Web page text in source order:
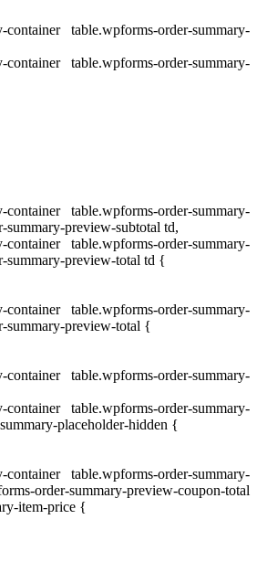
container table.wpforms-order-summary-
container table.wpforms-order-summary-
container table.wpforms-order-summary-
preview-subtotal td,
container table.wpforms-order-summary-
summary-preview-total td {
container table.wpforms-order-summary-
summary-preview-total {
container table.wpforms-order-summary-
container table.wpforms-order-summary-
placeholder-hidden {
container table.wpforms-order-summary-
summary-preview-coupon-total
item-price {